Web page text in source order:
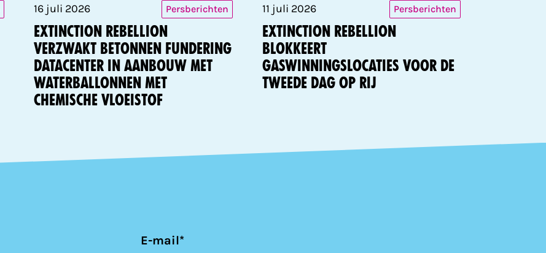
16 juli 2026 Persberichten
Extinction Rebellion
verzwakt betonnen fundering
datacenter in aanbouw met
waterballonnen met
chemische vloeistof
11 juli 2026 Persberichten
Extinction Rebellion
blokkeert
gaswinningslocaties voor de
tweede dag op rij
E-mail*